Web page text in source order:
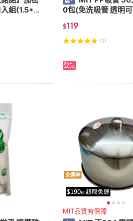
組(1.5*2
0包(免洗吸管 透明
$119
(1)
登記
免運券
MIT品質有保障